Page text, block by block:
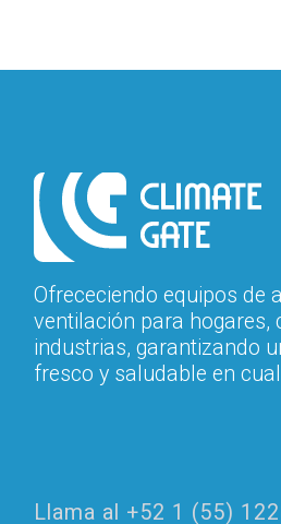
Ofrececiendo equipos de
ventilación para hogares,
industrias, garantizando
fresco y saludable en
Llama al +52 1 (55)